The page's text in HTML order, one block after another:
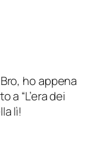
ho appena
a “L’era dei
lì!